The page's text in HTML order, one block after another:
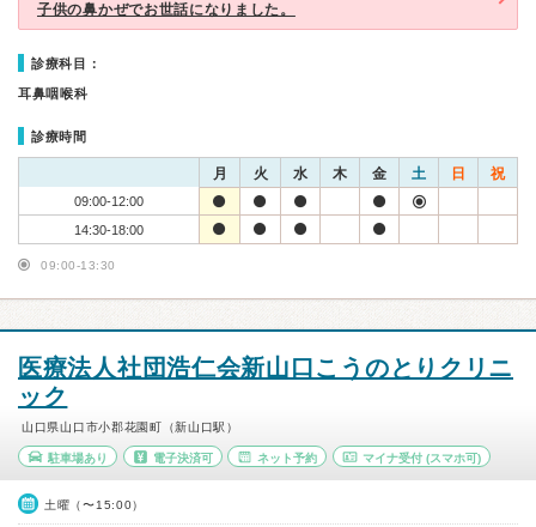
子供の鼻かぜでお世話になりました。
診療科目：
耳鼻咽喉科
診療時間
月 火 水 木 金 土 日 祝
09:00-12:00
14:30-18:00
09:00-13:30
医療法人社団浩仁会新山口こうのとりクリニ
ック
山口県山口市小郡花園町（新山口駅）
駐車場あり 電子決済可 ネット予約 マイナ受付 (スマホ可)
土曜（〜15:00）